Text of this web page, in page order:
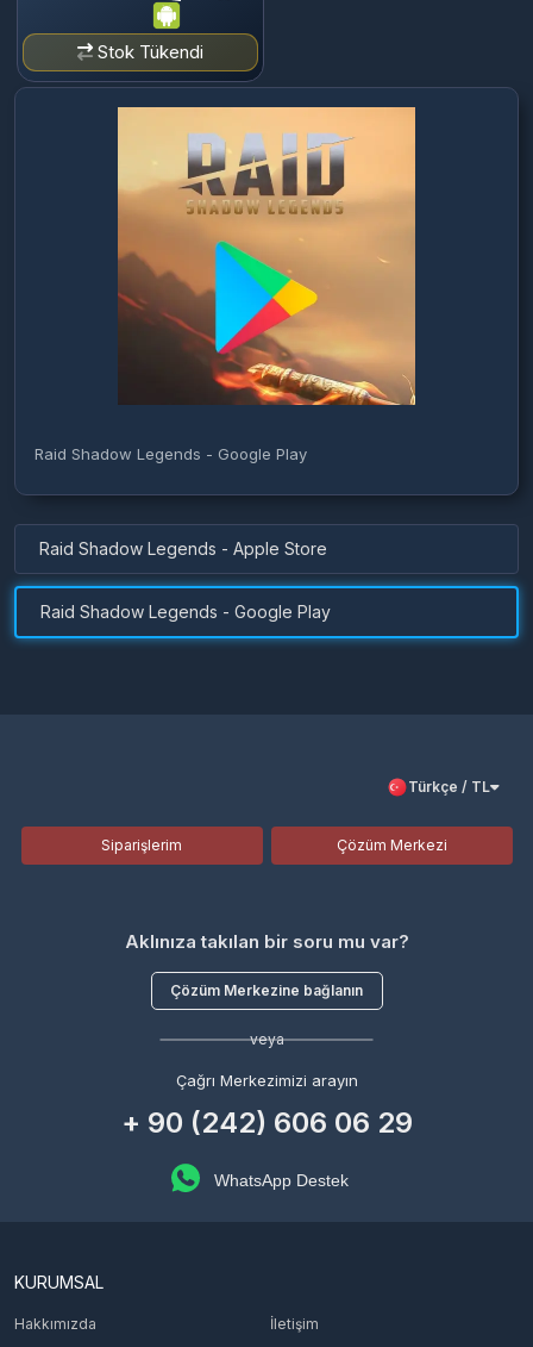
Stok Tükendi
Raid Shadow Legends - Google Play
Raid Shadow Legends - Apple Store
Raid Shadow Legends - Google Play
Türkçe / TL
Siparişlerim Çözüm Merkezi
Aklınıza takılan bir soru mu var?
Çözüm Merkezine bağlanın
veya
Çağrı Merkezimizi arayın
+ 90 (242) 606 06 29
WhatsApp Destek
KURUMSAL
Hakkımızda
İletişim